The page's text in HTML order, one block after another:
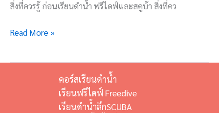
สิ่งที่ควรรู้ ก่อนเรียนดำน้ำ ฟรีไดฟ์และสคูบ้า สิ่งที่คว
Read More »
คอร์สเรียนดำน้ำ
เรียนฟรีไดฟ์ Freedive
เรียนดำน้ำลึกSCUBA